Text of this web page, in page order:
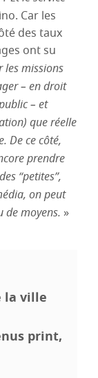
Car les
des taux
ont su
les missions
– en droit
– et
que réelle
De ce côté,
prendre
“petites”,
on peut
de moyens. »
la ville
print,